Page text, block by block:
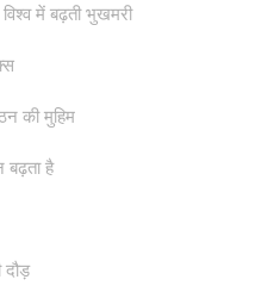
विश्व में बढ़ती भुखमरी
की मुहिम
बढ़ता है
दौड़